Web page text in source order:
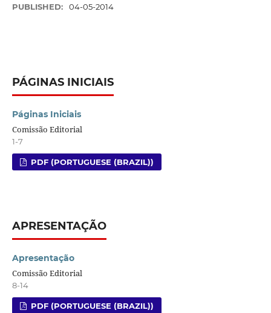
PUBLISHED: 04-05-2014
PÁGINAS INICIAIS
Páginas Iniciais
Comissão Editorial
1-7
PDF (PORTUGUESE (BRAZIL))
APRESENTAÇÃO
Apresentação
Comissão Editorial
8-14
PDF (PORTUGUESE (BRAZIL))